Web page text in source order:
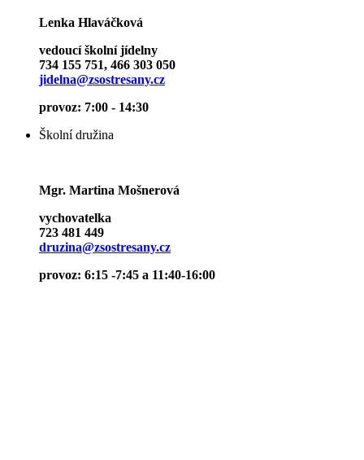
Lenka Hlaváčková
vedoucí školní jídelny
734 155 751, 466 303 050
jidelna@zsostresany.cz
provoz: 7:00 - 14:30
Školní družina
Mgr. Martina Mošnerová
vychovatelka
723 481 449
druzina@zsostresany.cz
provoz: 6:15 -7:45 a 11:40-16:00